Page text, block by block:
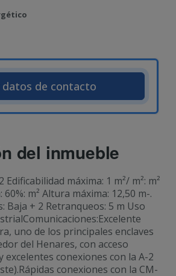
datos de contacto
del inmueble
Edificabilidad máxima: 1 m²/ m²: m²
m² Altura máxima: 12,50 m-.
Baja + 2 Retranqueos: 5 m Uso
uno de los principales enclaves
del Henares, con acceso
excelentes conexiones con la A-2
conexiones con la CM-